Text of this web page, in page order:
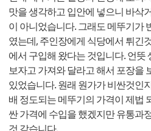
맛을 생각하고 입안에 넣으니 바삭
이 아니었습니다. 그래도 메뚜기가
였는데, 주인장에게 식당에서 튀긴
에서 구입해 왔다는 것입니다. 언뜻
보자고 가져와 달라고 해서 포장을
있었습니다. 원래 원가가 비싼것인
배 정도되는 메뚜기의 가격이 제법
싼 가격에 수입을 했겠지만 유통과